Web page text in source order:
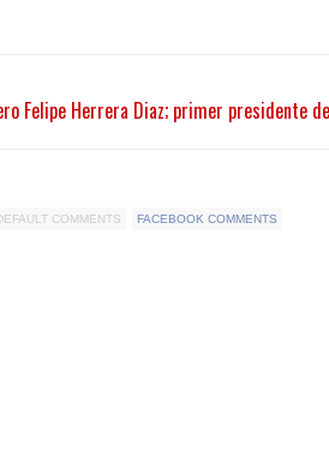
Felipe Herrera Diaz; primer presidente
COMMENTS FACEBOOK COMMENTS